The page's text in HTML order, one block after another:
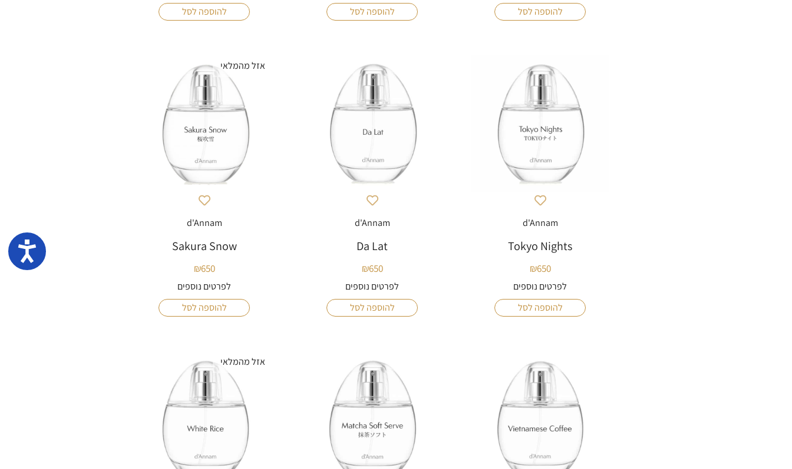
להוספה לסל
להוספה לסל
להוספה לסל
d'Annam
Tokyo Nights
₪650
לפרטים נוספים
להוספה לסל
d'Annam
Da Lat
₪650
לפרטים נוספים
להוספה לסל
אזל מהמלאי
d'Annam
Sakura Snow
₪650
לפרטים נוספים
להוספה לסל
אזל מהמלאי